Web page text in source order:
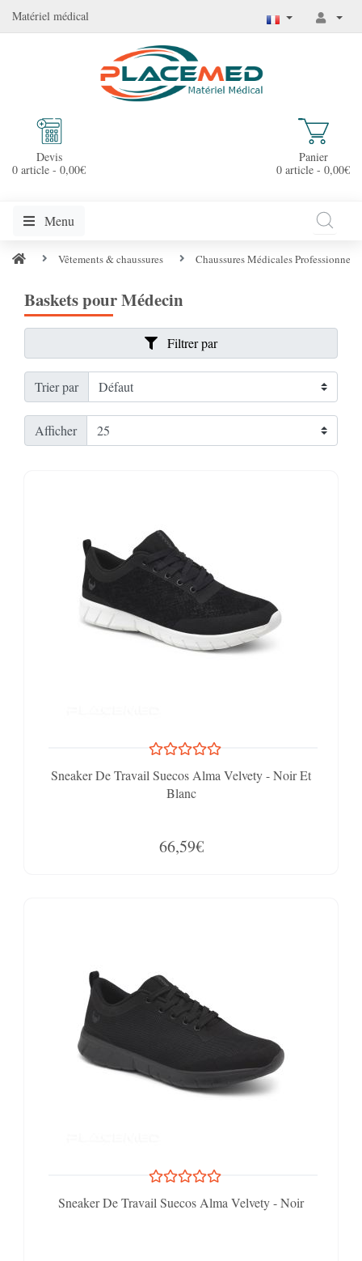
Matériel médical
Devis
0 article - 0,00€
Panier
0 article - 0,00€
Menu
Vêtements & chaussures Chaussures Médicales
Baskets pour Médecin
Filtrer par
Trier par
Afficher
Sneaker De Travail Suecos Alma Velvety - Noir Et
Blanc
66,59€
Sneaker De Travail Suecos Alma Velvety - Noir